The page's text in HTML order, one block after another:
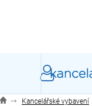
Kancelářské vybavení